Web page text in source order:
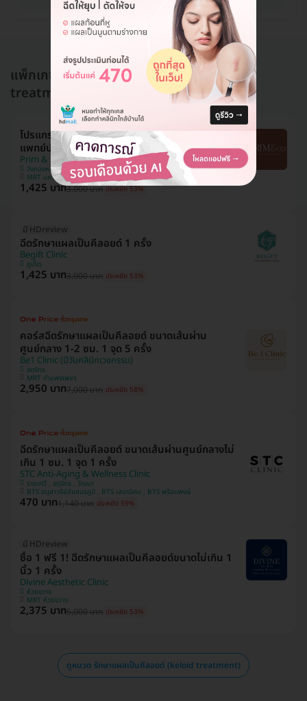
แพ็กเกจอื่นใน รักษาแผลเป็นคีลอยด์ (keloid
treatment)
โปรแกรมฉีดรักษาแผลเป็นคีลอยด์ ขนาดขึ้นอยู่กับ
แพทย์ประเมิน 1 จุด
Prim & Co. Clinic (พริมแอนด์โค คลินิกเวชกรรม)
วังทองหลาง
MRT มหาดไทย
1,425 บาท3,000 บาท ประหยัด 53%
มี HDreview
ฉีดรักษาแผลเป็นคีลอยด์ 1 ครั้ง
Begift Clinic
ภูเก็ต
1,425 บาท3,000 บาท ประหยัด 53%
คอร์สฉีดรักษาแผลเป็นคีลอยด์ ขนาดเส้นผ่าน
ศูนย์กลาง 1-2 ซม. 1 จุด 5 ครั้ง
Be1 Clinic (บีวันคลินิกเวชกรรม)
จตุจักร
MRT กำแพงเพชร
2,950 บาท7,000 บาท ประหยัด 58%
ฉีดรักษาแผลเป็นคีลอยด์ ขนาดเส้นผ่านศูนย์กลางไม่
เกิน 1 ซม. 1 จุด 1 ครั้ง
STC Anti-Aging & Wellness Clinic
ราชเทวี , จตุจักร , วัฒนา
BTS อนุสาวรีย์ชัยสมรภูมิ , BTS เสนานิคม , BTS พร้อมพงษ์
470 บาท1,140 บาท ประหยัด 59%
มี HDreview
ซื้อ 1 ฟรี 1! ฉีดรักษาแผลเป็นคีลอยด์ขนาดไม่เกิน 1
นิ้ว 1 ครั้ง
Divine Aesthetic Clinic
ห้วยขวาง
MRT ห้วยขวาง
2,375 บาท5,000 บาท ประหยัด 53%
ดูหมวด รักษาแผลเป็นคีลอยด์ (keloid treatment)